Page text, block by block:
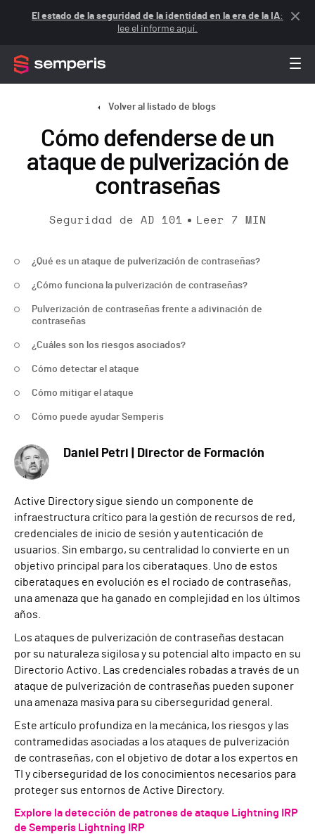
El estado de la seguridad de la identidad en la era de la IA:
lee el informe aquí.
Volver al listado de blogs
Cómo defenderse de un
ataque de pulverización de
contraseñas
Seguridad de AD 101 Leer 7 MIN
¿Qué es un ataque de pulverización de contraseñas?
¿Cómo funciona la pulverización de contraseñas?
Pulverización de contraseñas frente a adivinación de
contraseñas
¿Cuáles son los riesgos asociados?
Cómo detectar el ataque
Cómo mitigar el ataque
Cómo puede ayudar Semperis
Daniel Petri | Director de Formación
Active Directory sigue siendo un componente de
infraestructura crítico para la gestión de recursos de red,
credenciales de inicio de sesión y autenticación de
usuarios. Sin embargo, su centralidad lo convierte en un
objetivo principal para los ciberataques. Uno de estos
ciberataques en evolución es el rociado de contraseñas,
una amenaza que ha ganado en complejidad en los últimos
años.
Los ataques de pulverización de contraseñas destacan
por su naturaleza sigilosa y su potencial alto impacto en su
Directorio Activo. Las credenciales robadas a través de un
ataque de pulverización de contraseñas pueden suponer
una amenaza masiva para su ciberseguridad general.
Este artículo profundiza en la mecánica, los riesgos y las
contramedidas asociadas a los ataques de pulverización
de contraseñas, con el objetivo de dotar a los expertos en
TI y ciberseguridad de los conocimientos necesarios para
proteger sus entornos de Active Directory.
Explore la detección de patrones de ataque Lightning IRP
de Semperis Lightning IRP